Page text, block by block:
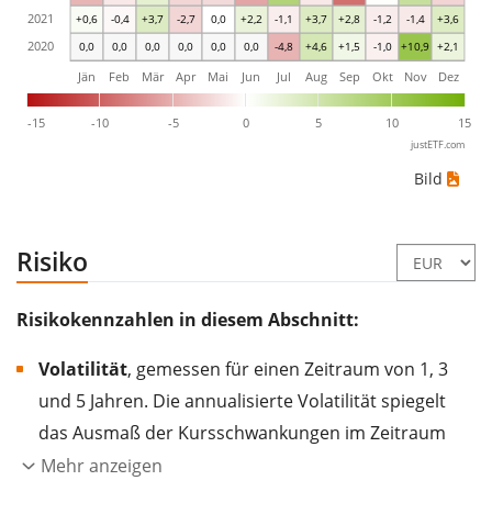
0,0 0,0 0,0 0,0 0,0 0,0 -4,8 +4,6 +1,5 -1,0 +10,9 +2,1
+0,6 -0,4 +3,7 -2,7 0,0 +2,2 -1,1 +3,7 +2,8 -1,2 -1,4 +3,6
-15 -10 -5 0 5 10 15
Jän Feb Mär Apr Mai Jun Jul Aug Sep Okt Nov Dez
2020
2021
justETF.com
Bild
Risiko
Risikokennzahlen in diesem Abschnitt:
Volatilität, gemessen für einen Zeitraum von 1, 3
und 5 Jahren. Die annualisierte Volatilität spiegelt
das Ausmaß der Kursschwankungen im Zeitraum
eines Jahres wider.
Mehr anzeigen